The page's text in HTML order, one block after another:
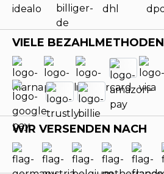
VIELE BEZAHLMETHODEN
WIR VERSENDEN NACH